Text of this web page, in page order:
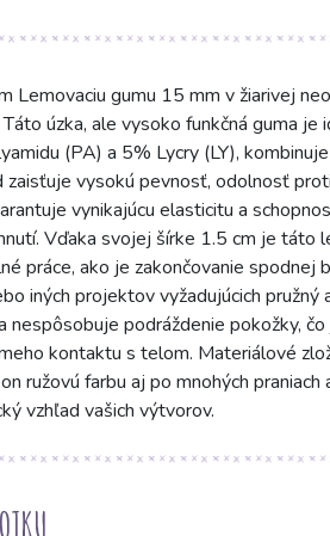
Lemovaciu gumu 15 mm v žiarivej
úzka, ale vysoko funkčná guma je
(PA) a 5% Lycry (LY),
zaisťuje vysokú pevnosť, odolnosť
vynikajúcu elasticitu a
Vďaka svojej šírke 1.5 cm je táto
práce, ako je zakončovanie spodnej
iných projektov vyžadujúcich
nespôsobuje podráždenie pokožky,
kontaktu s telom. Materiálové
ružovú farbu aj po mnohých
vzhľad vašich výtvorov.